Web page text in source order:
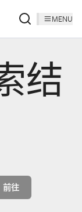
MENU
结
前往